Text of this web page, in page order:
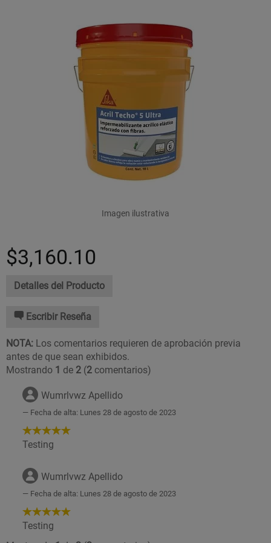
Imagen ilustrativa
$3,160.10
Detalles del Producto
Escribir Reseña
NOTA: Los comentarios requieren de aprobación previa
antes de que sean exhibidos.
Mostrando 1 de 2 (2 comentarios)
Wumrlvwz Apellido
Fecha de alta: Lunes 28 de agosto de 2023
5
de
Estrellas!
Testing
Wumrlvwz Apellido
Fecha de alta: Lunes 28 de agosto de 2023
5
de
Testing